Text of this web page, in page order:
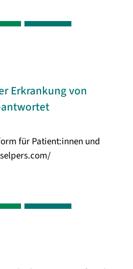
Erkrankung von
für Patient:innen und